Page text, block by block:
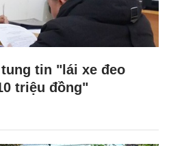
tin "lái xe đeo
triệu đồng"